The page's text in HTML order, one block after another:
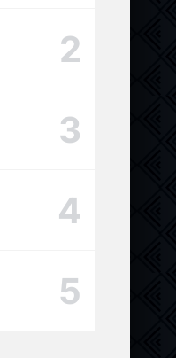
1-6 серия